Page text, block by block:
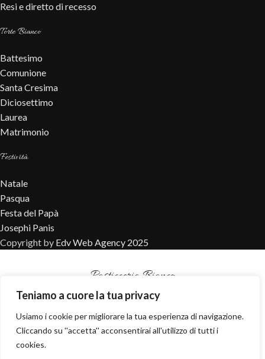
Teniamo a cuore la tua privacy
Usiamo i cookie per migliorare la tua esperienza di navigazione.
Cliccando su ''accetta'' acconsentirai all'utilizzo di tutti i
cookies.
Resi e diretto di recesso
Torte Bianco
Battesimo
Comunione
Santa Cresima
Diciosettimo
Laurea
Matrimonio
Festività
Natale
Pasqua
Festa del Papà
Josephi Panis
Copyright by Edv Web Agency 2025
Pasticceria Bianco
Iscriviti subito alla newsletter per ricevere un fantastico
regalo!